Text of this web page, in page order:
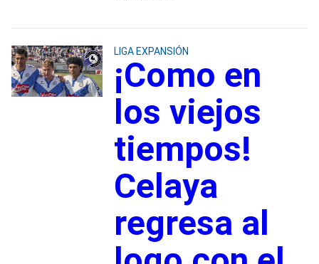
LIGA EXPANSIÓN
¡Como en
los viejos
tiempos!
Celaya
regresa al